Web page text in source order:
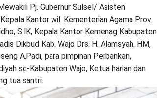
Pj. Gubernur Sulsel/ Asisten
Kantor wil. Kementerian Agama Prov.
S.IK, Kepala Kantor Kemenag Kabupaten
Dikbud Kab. Wajo Drs. H. Alamsyah. HM,
A.Padi, para pimpinan Perbankan,
se-Kabupaten Wajo, Ketua harian dan
tua santri.